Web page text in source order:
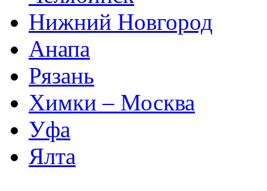
Нижний Новгород
Анапа
Рязань
Химки – Москва
Уфа
Ялта